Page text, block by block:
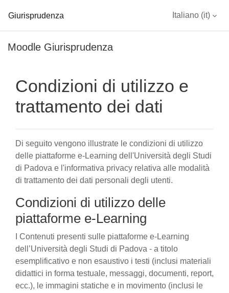
Giurisprudenza Italiano ‎(it)‎
Moodle Giurisprudenza
Condizioni di utilizzo e
trattamento dei dati
Di seguito vengono illustrate le condizioni di utilizzo
delle piattaforme e-Learning dell'Università degli Studi
di Padova e l'informativa privacy relativa alle modalità
di trattamento dei dati personali degli utenti.
Condizioni di utilizzo delle
piattaforme e-Learning
I Contenuti presenti sulle piattaforme e-Learning
dell’Università degli Studi di Padova - a titolo
esemplificativo e non esaustivo i testi (inclusi materiali
didattici in forma testuale, messaggi, documenti, report,
ecc.), le immagini statiche e in movimento (inclusi le